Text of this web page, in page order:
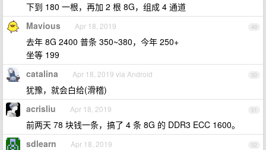
下到 180 一根，再加 2 根 8G，组成 4 通道
49
Mavious Apr 18, 2019
去年 8G 2400 普条 350~380，今年 250+
坐等 199
50
catalina Apr 18, 2019 via Android
犹豫，就会白给(滑稽)
51
acrisliu Apr 18, 2019
前两天 78 块钱一条，搞了 4 条 8G 的 DDR3 ECC 1600。
52
sdlearn Apr 18, 2019